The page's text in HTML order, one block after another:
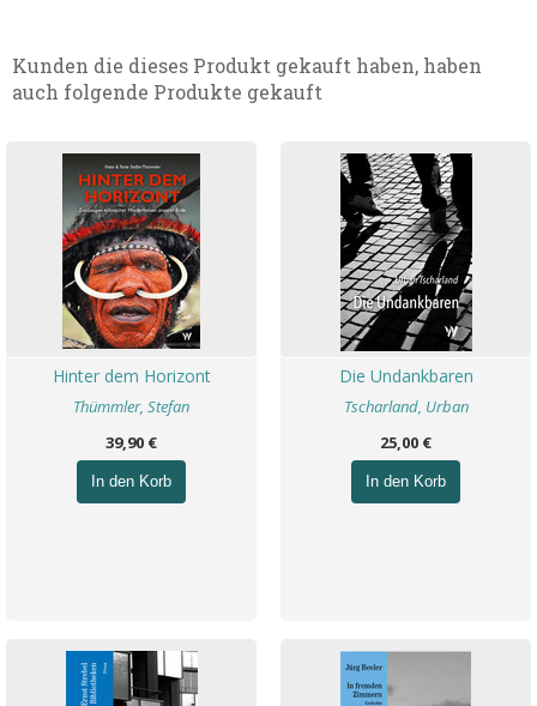
Kunden die dieses Produkt gekauft haben, haben
auch folgende Produkte gekauft
Hinter dem Horizont
Thümmler, Stefan
39,90 €
In den Korb
Die Undankbaren
Tscharland, Urban
25,00 €
In den Korb